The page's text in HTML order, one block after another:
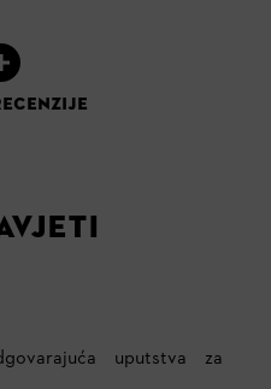
uputstva za